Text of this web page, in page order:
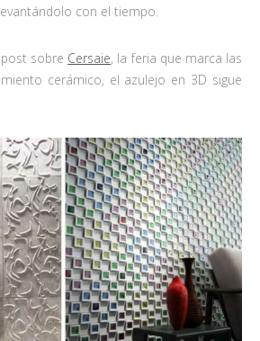
con el tiempo.
sobre Cersaie, la feria que marca las
cerámico, el azulejo en 3D sigue